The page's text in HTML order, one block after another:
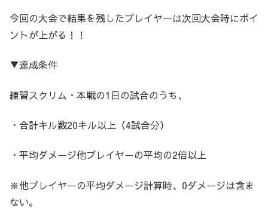
今回の大会で結果を残したプレイヤーは次回大会時にポイ
ントが上がる！！
▼達成条件
練習スクリム・本戦の1日の試合のうち、
・合計キル数20キル以上（4試合分）
・平均ダメージ他プレイヤーの平均の2倍以上
※他プレイヤーの平均ダメージ計算時、0ダメージは含ま
ない。